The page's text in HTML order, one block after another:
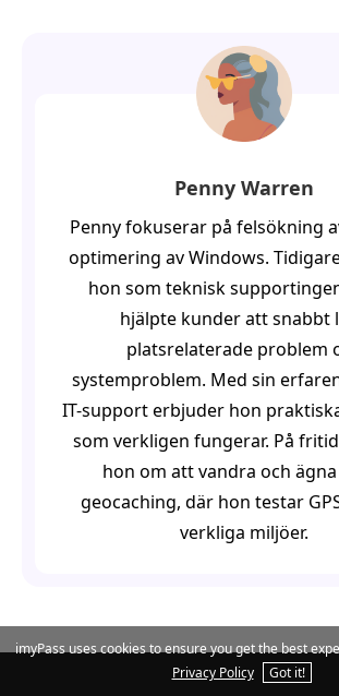
Penny Warren
Penny fokuserar på felsökning
optimering av Windows.
hon som teknisk
hjälpte kunder att snabbt
platsrelaterade problem
systemproblem. Med sin
IT-support erbjuder hon
som verkligen fungerar. På
hon om att vandra och
geocaching, där hon testar
verkliga miljöer.
imyPass uses cookies to ensure you get the best
Privacy Policy
Got it!